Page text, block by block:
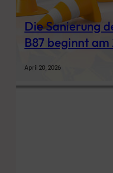
Die Sanierung
B87 beginnt
April 20, 2026